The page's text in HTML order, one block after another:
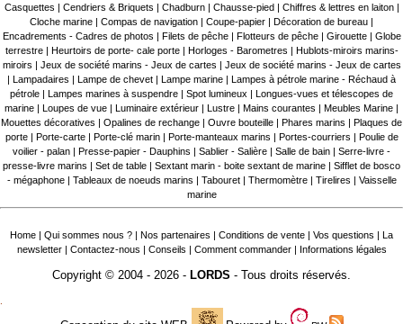
Casquettes
Cendriers & Briquets Chadburn| Chausse-pied Chiffres & lettres en laiton|
Cloche marine
Compas de navigation Coupe-papier Décoration de bureau
Encadrements - Cadres de photos
Filets de pêche| Flotteurs de pêche| Girouette| Globe
terrestre| Heurtoirs de porte- cale porte| Horloges - Barometres
Hublots-miroirs marins-
miroirs
Jeux de société marins - Jeux de cartes
Jeux de société marins - Jeux de cartes
Lampadaires Lampe de chevet Lampe marine
Lampes à pétrole marine - Réchaud à
pétrole
Lampes marines à suspendre Spot lumineux
Longues-vues et télescopes de
marine
Loupes de vue Luminaire extérieur Lustre Mains courantes Meubles Marine
Mouettes décoratives
Opalines de rechange Ouvre bouteille Phares marins
Plaques de
porte| Porte-carte| Porte-clé marin Porte-manteaux marins Portes-courriers
Poulie de
voilier - palan
Presse-papier - Dauphins Sablier - Salière Salle de bain
Serre-livre -
presse-livre marins
Set de table Sextant marin - boite sextant de marine
Sifflet de bosco
- mégaphone| Tableaux de noeuds marins Tabouret| Thermomètre| Tirelires
Vaisselle
marine
Home Qui sommes nous ? Nos partenaires Conditions de vente Vos questions
La
newsletter
Contactez-nous Conseils Comment commander Informations légales
Copyright © 2004 - 2026 - LORDS - Tous droits réservés.
.